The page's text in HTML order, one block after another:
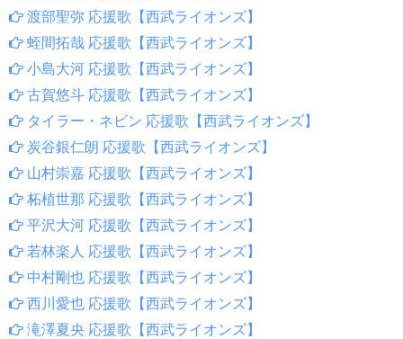
渡部聖弥 応援歌【西武ライオンズ】
蛭間拓哉 応援歌【西武ライオンズ】
小島大河 応援歌【西武ライオンズ】
古賀悠斗 応援歌【西武ライオンズ】
タイラー・ネビン 応援歌【西武ライオンズ】
炭谷銀仁朗 応援歌【西武ライオンズ】
山村崇嘉 応援歌【西武ライオンズ】
柘植世那 応援歌【西武ライオンズ】
平沢大河 応援歌【西武ライオンズ】
若林楽人 応援歌【西武ライオンズ】
中村剛也 応援歌【西武ライオンズ】
西川愛也 応援歌【西武ライオンズ】
滝澤夏央 応援歌【西武ライオンズ】